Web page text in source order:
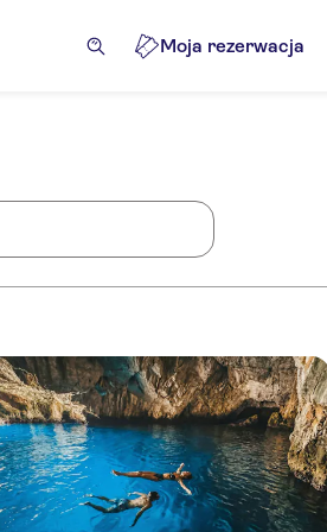
Moja rezerwacja